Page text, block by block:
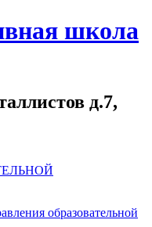
школа
д.7,
образовательной